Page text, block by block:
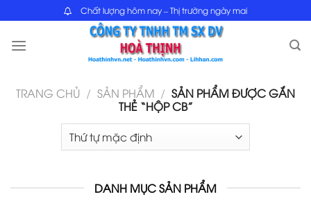
content
Chất lượng hôm nay – Thị trường ngày mai
TRANG CHỦ / SẢN PHẨM / SẢN PHẨM ĐƯỢC GẮN
THẺ “HỘP CB”
DANH MỤC SẢN PHẨM